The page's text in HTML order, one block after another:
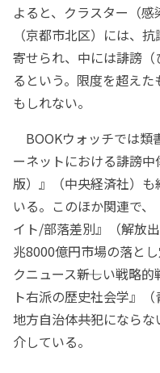
よると、クラスター（
（京都市北区）には、
寄せられ、中には誹謗
るという。限度を超え
もしれない。
BOOKウォッチでは類
ーネットにおける誹謗
版）』（中央経済社）
いる。このほか関連で、
イト/部落差別』（解放
兆8000億円市場の落と
クニュース――新しい戦略
ト右派の歴史社会学』
地方自治体――共犯になら
介している。